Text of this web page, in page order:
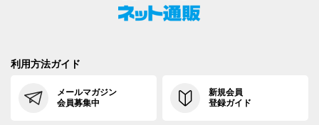
利用方法ガイド
メールマガジン
会員募集中
新規会員
登録ガイド